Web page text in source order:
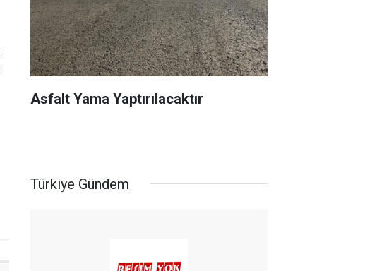
Asfalt Yama Yaptırılacaktır
Türkiye Gündem